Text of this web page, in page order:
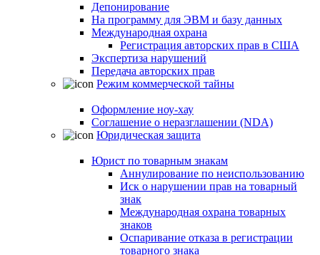
Депонирование
На программу для ЭВМ и базу данных
Международная охрана
Регистрация авторских прав в США
Экспертиза нарушений
Передача авторских прав
Режим коммерческой тайны
Оформление ноу-хау
Соглашение о неразглашении (NDA)
Юридическая защита
Юрист по товарным знакам
Аннулирование по неиспользованию
Иск о нарушении прав на товарный
знак
Международная охрана товарных
знаков
Оспаривание отказа в регистрации
товарного знака